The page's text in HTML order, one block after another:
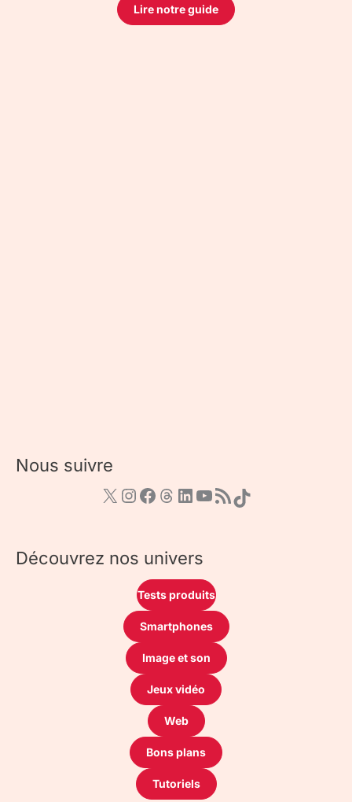
Lire notre guide
Nous suivre
Découvrez nos univers
Tests produits
Smartphones
Image et son
Jeux vidéo
Web
Bons plans
Tutoriels